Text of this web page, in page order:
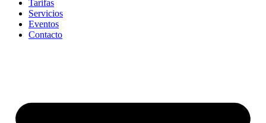
Tarifas
Servicios
Eventos
Contacto